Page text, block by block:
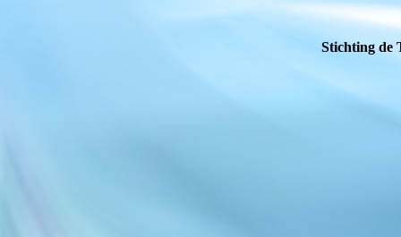
Stichting de